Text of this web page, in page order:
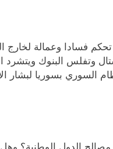
فسادا وعمالة لخارج
وتفلس البنوك
السوري بسوريا لبشار
الدول الوطنية؟